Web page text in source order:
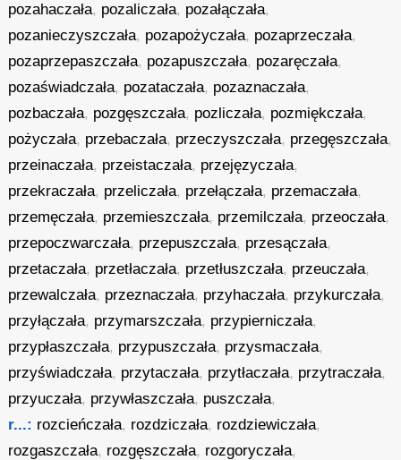
pozahaczała, pozaliczała, pozałączała,
pozanieczyszczała, pozapożyczała, pozaprzeczała,
pozaprzepaszczała, pozapuszczała, pozaręczała,
pozaświadczała, pozataczała, pozaznaczała,
pozbaczała, pozgęszczała, pozliczała, pozmiękczała,
pożyczała, przebaczała, przeczyszczała, przegęszczała,
przeinaczała, przeistaczała, przejęzyczała,
przekraczała, przeliczała, przełączała, przemaczała,
przemęczała, przemieszczała, przemilczała, przeoczała,
przepoczwarczała, przepuszczała, przesączała,
przetaczała, przetłaczała, przetłuszczała, przeuczała,
przewalczała, przeznaczała, przyhaczała, przykurczała,
przyłączała, przymarszczała, przypierniczała,
przypłaszczała, przypuszczała, przysmaczała,
przyświadczała, przytaczała, przytłaczała, przytraczała,
przyuczała, przywłaszczała, puszczała,
r...: rozcieńczała, rozdziczała, rozdziewiczała,
rozgaszczała, rozgęszczała, rozgoryczała,